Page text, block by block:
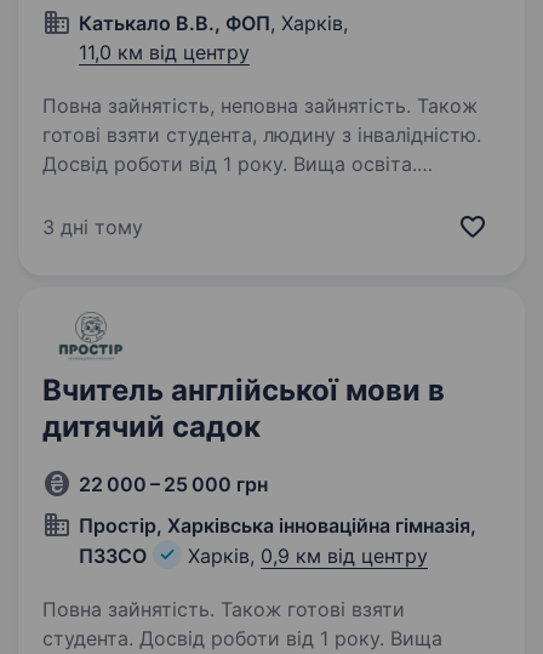
Катькало В.В., ФОП, Харків,
11,0 км від центру
Повна зайнятість, неповна зайнятість. Також
готові взяти студента, людину з інвалідністю.
Досвід роботи від 1 року. Вища освіта.
колектив викладача англійської мови Вимоги:
3 дні тому
Вчитель англійської мови в
дитячий садок
22 000 – 25 000 грн
Простір, Харківська інноваційна гімназія,
ПЗЗСО
Харків, 0,9 км від центру
Повна зайнятість. Також готові взяти
студента. Досвід роботи від 1 року. Вища